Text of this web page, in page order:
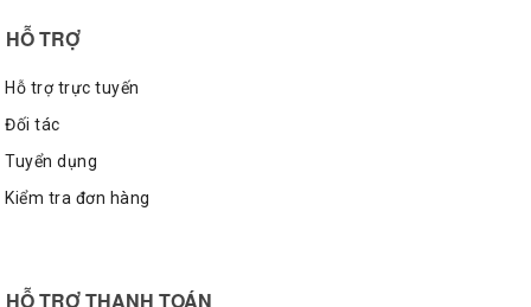
mũi giày ôm sát vào chân nhưng không gây cảm
HỖ TRỢ
Hỗ trợ trực tuyến
Đối tác
Tuyển dụng
Kiểm tra đơn hàng
HỖ TRỢ THANH TOÁN